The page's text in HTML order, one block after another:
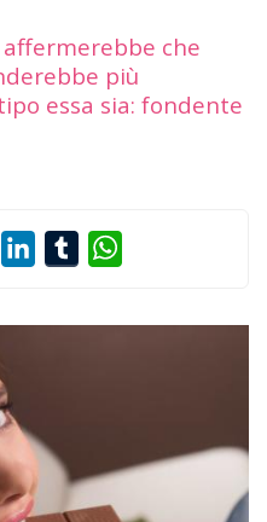
che
più
essa sia: fondente
PinterestLinkedInTumblr